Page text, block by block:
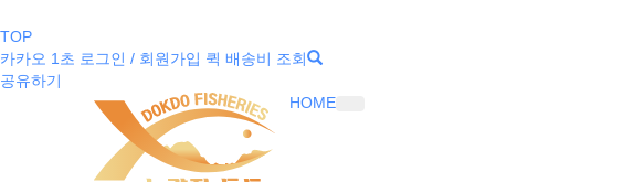
TOP
카카오 1초 로그인 / 회원가입 퀵 배송비 조회
공유하기
HOME